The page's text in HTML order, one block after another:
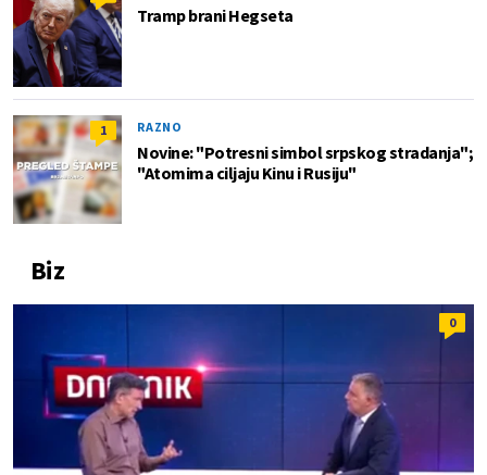
Tramp brani Hegseta
1 RAZNO
Novine: "Potresni simbol srpskog stradanja";
"Atomima ciljaju Kinu i Rusiju"
Biz
0